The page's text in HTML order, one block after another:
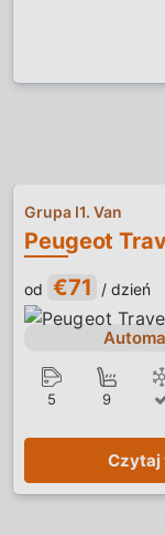
Grupa I1. Van
od €71 / dzień
5 9
Czytaj